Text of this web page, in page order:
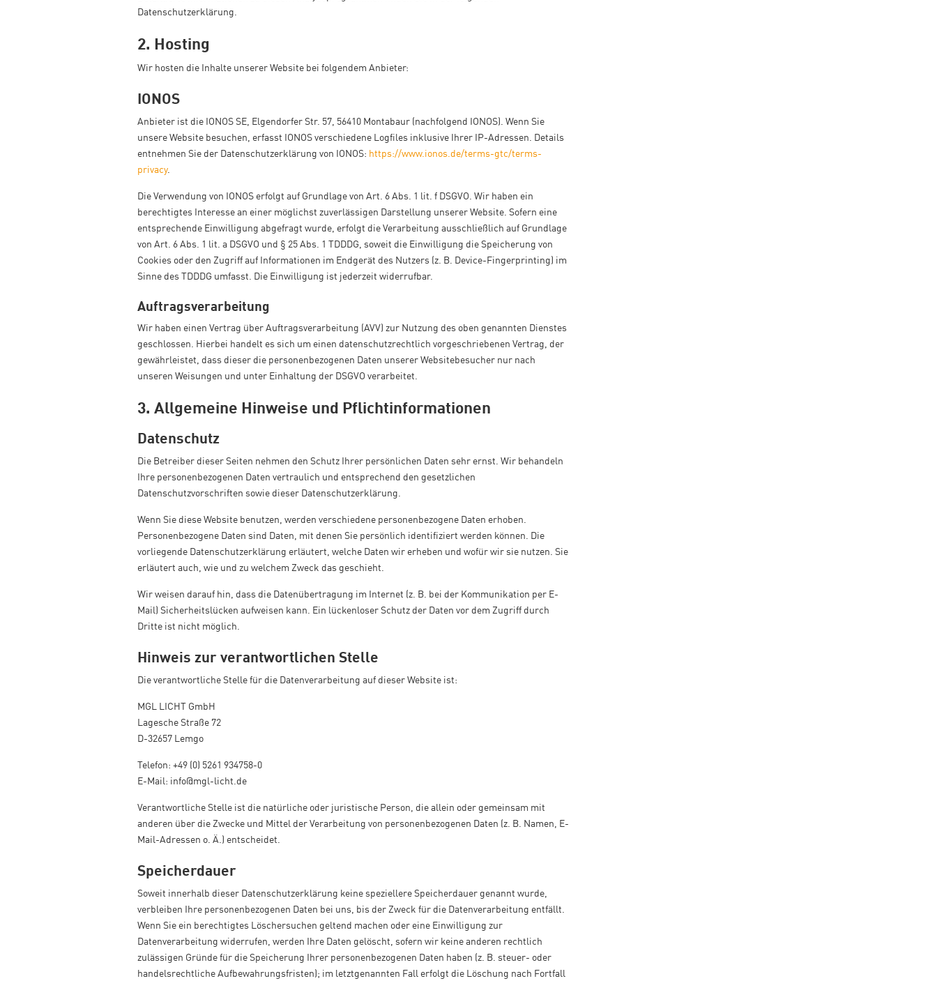
Datenschutzerklärung.
2. Hosting
Wir hosten die Inhalte unserer Website bei folgendem Anbieter:
IONOS
Anbieter ist die IONOS SE, Elgendorfer Str. 57, 56410 Montabaur (nachfolgend IONOS). Wenn Sie
unsere Website besuchen, erfasst IONOS verschiedene Logfiles inklusive Ihrer IP-Adressen. Details
entnehmen Sie der Datenschutzerklärung von IONOS: https://www.ionos.de/terms-gtc/terms-
privacy.
Die Verwendung von IONOS erfolgt auf Grundlage von Art. 6 Abs. 1 lit. f DSGVO. Wir haben ein
berechtigtes Interesse an einer möglichst zuverlässigen Darstellung unserer Website. Sofern eine
entsprechende Einwilligung abgefragt wurde, erfolgt die Verarbeitung ausschließlich auf Grundlage
von Art. 6 Abs. 1 lit. a DSGVO und § 25 Abs. 1 TDDDG, soweit die Einwilligung die Speicherung von
Cookies oder den Zugriff auf Informationen im Endgerät des Nutzers (z. B. Device-Fingerprinting) im
Sinne des TDDDG umfasst. Die Einwilligung ist jederzeit widerrufbar.
Auftragsverarbeitung
Wir haben einen Vertrag über Auftragsverarbeitung (AVV) zur Nutzung des oben genannten Dienstes
geschlossen. Hierbei handelt es sich um einen datenschutzrechtlich vorgeschriebenen Vertrag, der
gewährleistet, dass dieser die personenbezogenen Daten unserer Websitebesucher nur nach
unseren Weisungen und unter Einhaltung der DSGVO verarbeitet.
3. Allgemeine Hinweise und Pflicht­informationen
Datenschutz
Die Betreiber dieser Seiten nehmen den Schutz Ihrer persönlichen Daten sehr ernst. Wir behandeln
Ihre personenbezogenen Daten vertraulich und entsprechend den gesetzlichen
Datenschutzvorschriften sowie dieser Datenschutzerklärung.
Wenn Sie diese Website benutzen, werden verschiedene personenbezogene Daten erhoben.
Personenbezogene Daten sind Daten, mit denen Sie persönlich identifiziert werden können. Die
vorliegende Datenschutzerklärung erläutert, welche Daten wir erheben und wofür wir sie nutzen. Sie
erläutert auch, wie und zu welchem Zweck das geschieht.
Wir weisen darauf hin, dass die Datenübertragung im Internet (z. B. bei der Kommunikation per E-
Mail) Sicherheitslücken aufweisen kann. Ein lückenloser Schutz der Daten vor dem Zugriff durch
Dritte ist nicht möglich.
Hinweis zur verantwortlichen Stelle
Die verantwortliche Stelle für die Datenverarbeitung auf dieser Website ist:
MGL LICHT GmbH
Lagesche Straße 72
D-32657 Lemgo
Telefon: +49 (0) 5261 934758-0
E-Mail: info@mgl-licht.de
Verantwortliche Stelle ist die natürliche oder juristische Person, die allein oder gemeinsam mit
anderen über die Zwecke und Mittel der Verarbeitung von personenbezogenen Daten (z. B. Namen, E-
Mail-Adressen o. Ä.) entscheidet.
Speicherdauer
Soweit innerhalb dieser Datenschutzerklärung keine speziellere Speicherdauer genannt wurde,
verbleiben Ihre personenbezogenen Daten bei uns, bis der Zweck für die Datenverarbeitung entfällt.
Wenn Sie ein berechtigtes Löschersuchen geltend machen oder eine Einwilligung zur
Datenverarbeitung widerrufen, werden Ihre Daten gelöscht, sofern wir keine anderen rechtlich
zulässigen Gründe für die Speicherung Ihrer personenbezogenen Daten haben (z. B. steuer- oder
handelsrechtliche Aufbewahrungsfristen); im letztgenannten Fall erfolgt die Löschung nach Fortfall